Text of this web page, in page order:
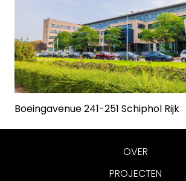
Boeingavenue 241-251 Schiphol Rijk
OVER
PROJECTEN